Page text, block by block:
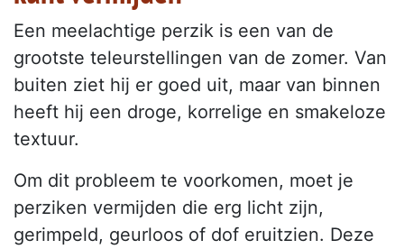
Een meelachtige perzik is een van de
grootste teleurstellingen van de zomer. Van
buiten ziet hij er goed uit, maar van binnen
heeft hij een droge, korrelige en smakeloze
textuur.
Om dit probleem te voorkomen, moet je
perziken vermijden die erg licht zijn,
gerimpeld, geurloos of dof eruitzien. Deze